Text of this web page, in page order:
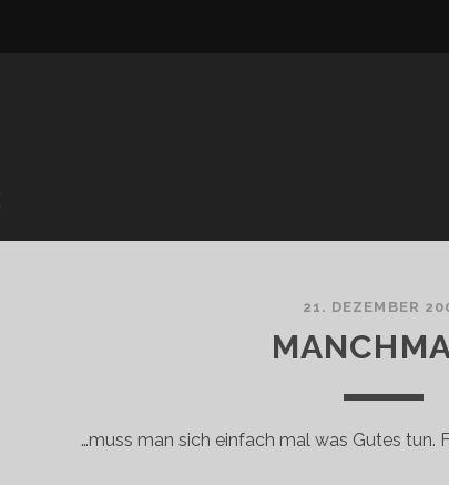
21. DEZEMBER
…muss man sich einfach mal was Gutes tun.